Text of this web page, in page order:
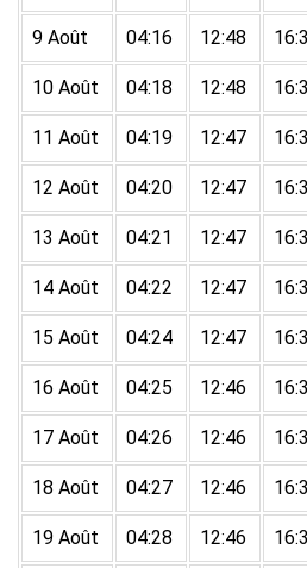
9 Août 04:16 12:48
10 Août 04:18 12:48
11 Août 04:19 12:47
12 Août 04:20 12:47
13 Août 04:21 12:47
14 Août 04:22 12:47
15 Août 04:24 12:47
16 Août 04:25 12:46
17 Août 04:26 12:46
18 Août 04:27 12:46
19 Août 04:28 12:46